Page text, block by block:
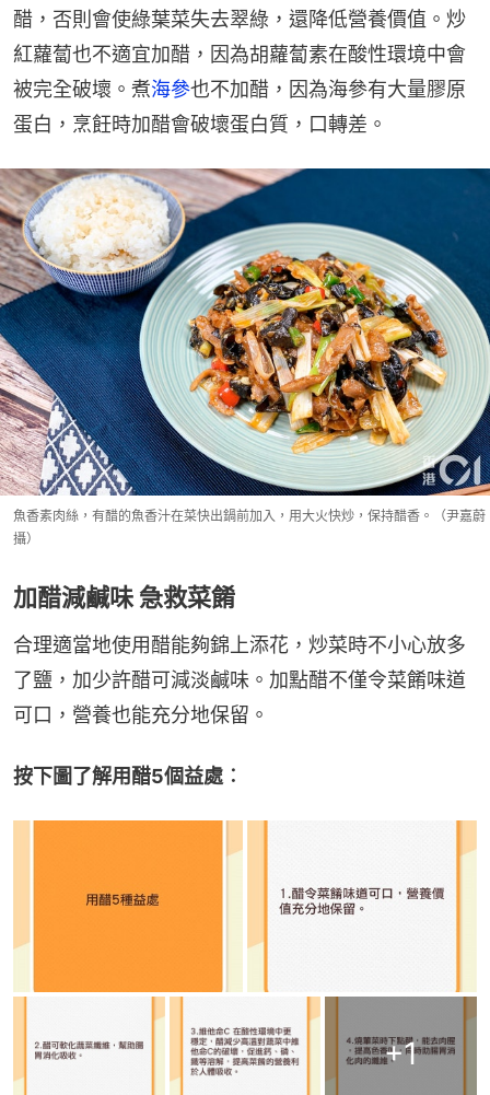
醋，否則會使綠葉菜失去翠綠，還降低營養價值。炒
紅蘿蔔也不適宜加醋，因為胡蘿蔔素在酸性環境中會
被完全破壞。煮海參也不加醋，因為海參有大量膠原
蛋白，烹飪時加醋會破壞蛋白質，口轉差。
魚香素肉絲，有醋的魚香汁在菜快出鍋前加入，用大火快炒，保持醋香。（尹嘉蔚
攝）
加醋減鹹味 急救菜餚
合理適當地使用醋能夠錦上添花，炒菜時不小心放多
了鹽，加少許醋可減淡鹹味。加點醋不僅令菜餚味道
可口，營養也能充分地保留。
按下圖了解用醋5個益處︰
+1